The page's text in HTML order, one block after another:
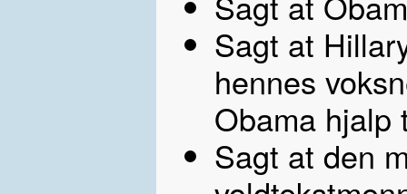
Sagt at
hennes
Obama hjalp
Sagt at den